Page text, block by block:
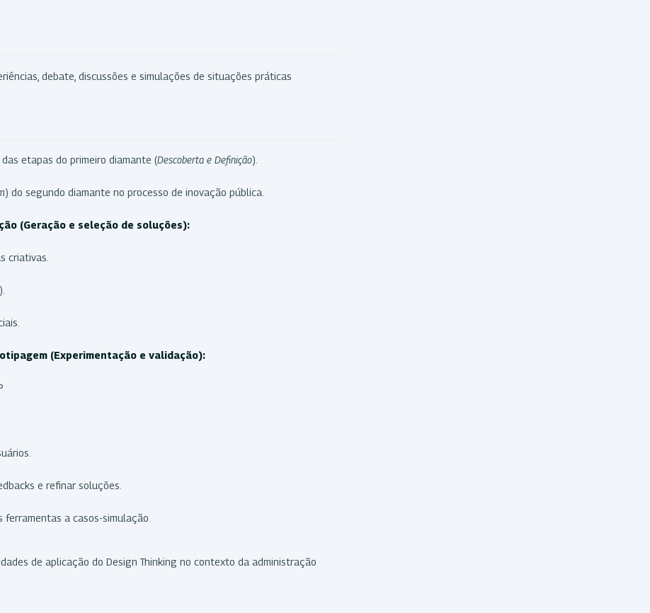
debate, discussões e simulações de situações práticas
etapas do primeiro diamante (Descoberta e Definição).
) do segundo diamante no processo de inovação pública.
(Geração e seleção de soluções):
criativas.
(Experimentação e validação):
e refinar soluções.
ferramentas a casos-simulação
de aplicação do Design Thinking no contexto da administração